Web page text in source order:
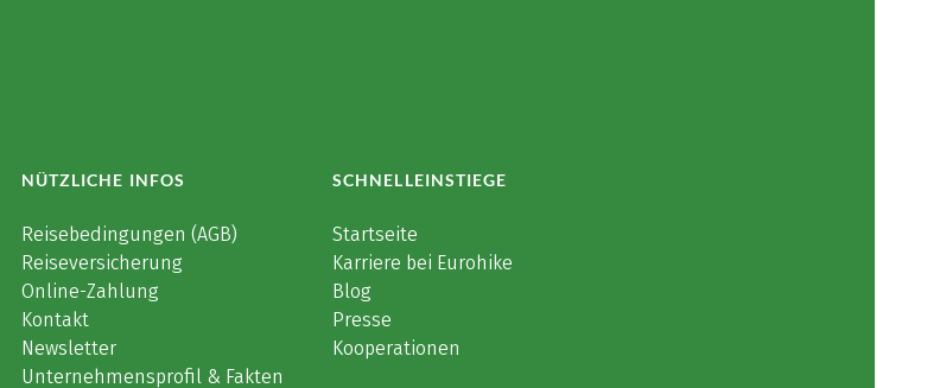
NÜTZLICHE INFOS
Reisebedingungen (AGB)
Reiseversicherung
Online-Zahlung
Kontakt
Newsletter
Unternehmensprofil & Fakten
SCHNELLEINSTIEGE
Startseite
Karriere bei Eurohike
Blog
Presse
Kooperationen